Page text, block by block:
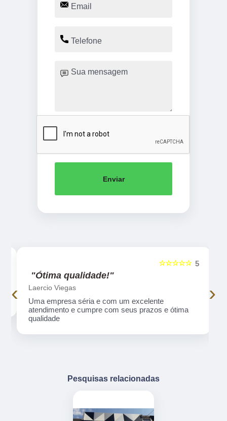
Enviar
5
☆☆☆☆☆
"Ótima qualidade!"
Laercio Viegas
Uma empresa séria e com um excelente
atendimento e cumpre com seus prazos e ótima
qualidade
‹ ›
Pesquisas relacionadas